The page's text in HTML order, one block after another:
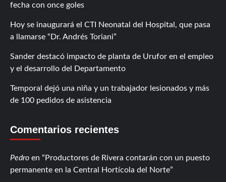
fecha con once goles
Hoy se inaugurará el CTI Neonatal del Hospital, que pasa
a llamarse “Dr. Andrés Toriani”
Sander destacó impacto de planta de Urufor en el empleo
y el desarrollo del Departamento
Temporal dejó una niña y un trabajador lesionados y más
de 100 pedidos de asistencia
Comentarios recientes
Pedro en
Productores de Rivera contarán con un puesto
permanente en la Central Hortícola del Norte